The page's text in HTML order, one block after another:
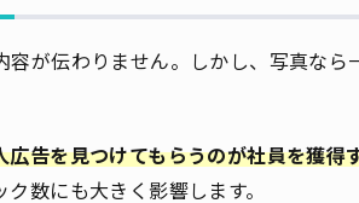
が伝わりません。しかし、写真なら
告を見つけてもらうのが社員を獲得
数にも大きく影響します。